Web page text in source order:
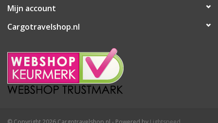
Mijn account
Cargotravelshop.nl